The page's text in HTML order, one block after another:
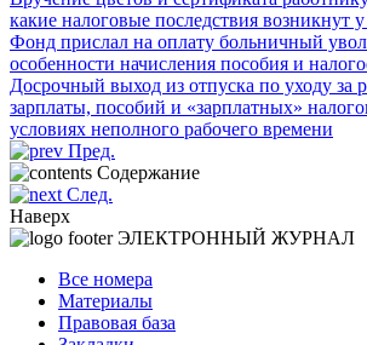
какие налоговые последствия возникнут
Фонд прислал на оплату больничный
особенности начисления пособия и
Досрочный выход из отпуска по уходу за
зарплаты, пособий и «зарплатных»
условиях неполного рабочего времени
Пред.
Содержание
След.
Наверх
ЭЛЕКТРОННЫЙ ЖУРНАЛ
Все номера
Материалы
Правовая база